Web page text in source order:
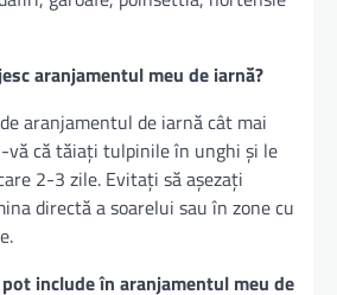
aranjamentul meu de iarnă?
aranjamentul de iarnă cât mai
că tăiați tulpinile în unghi și le
2-3 zile. Evitați să așezați
directă a soarelui sau în zone cu
include în aranjamentul meu de